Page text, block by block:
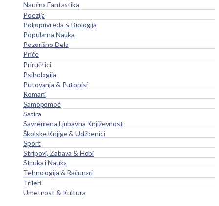
Naučna Fantastika
Poezija
Poljoprivreda & Biologija
Popularna Nauka
Pozorišno Delo
Priče
Priručnici
Psihologija
Putovanja & Putopisi
Romani
Samopomoć
Satira
Savremena Ljubavna Književnost
Školske Knjige & Udžbenici
Sport
Stripovi, Zabava & Hobi
Struka i Nauka
Tehnologija & Računari
Trileri
Umetnost & Kultura